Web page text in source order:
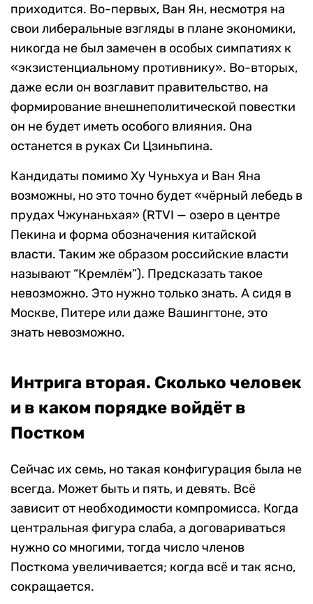
приходится. Во-первых, Ван Ян, несмотря на
свои либеральные взгляды в плане экономики,
никогда не был замечен в особых симпатиях к
«экзистенциальному противнику». Во-вторых,
даже если он возглавит правительство, на
формирование внешнеполитической повестки
он не будет иметь особого влияния. Она
останется в руках Си Цзиньпина.
Кандидаты помимо Ху Чуньхуа и Ван Яна
возможны, но это точно будет «чёрный лебедь в
прудах Чжунаньхая» (RTVI — озеро в центре
Пекина и форма обозначения китайской
власти. Таким же образом российские власти
называют “Кремлём”). Предсказать такое
невозможно. Это нужно только знать. А сидя в
Москве, Питере или даже Вашингтоне, это
знать невозможно.
Интрига вторая. Сколько человек
и в каком порядке войдёт в
Постком
Сейчас их семь, но такая конфигурация была не
всегда. Может быть и пять, и девять. Всё
зависит от необходимости компромисса. Когда
центральная фигура слаба, а договариваться
нужно со многими, тогда число членов
Посткома увеличивается; когда всё и так ясно,
сокращается.